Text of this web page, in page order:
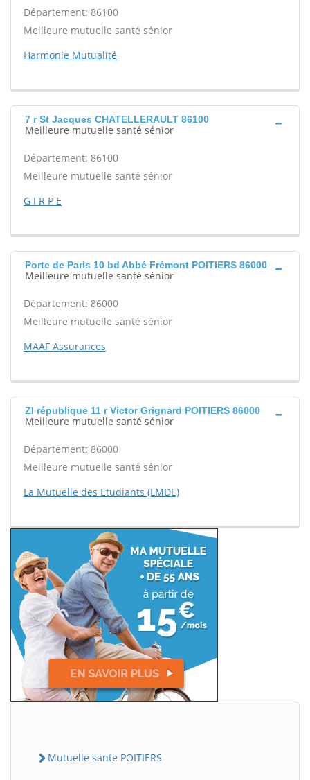
Département: 86100
Meilleure mutuelle santé sénior
Harmonie Mutualité
7 r St Jacques CHATELLERAULT 86100
Meilleure mutuelle santé sénior
Département: 86100
Meilleure mutuelle santé sénior
G I R P E
Porte de Paris 10 bd Abbé Frémont POITIERS 86000
Meilleure mutuelle santé sénior
Département: 86000
Meilleure mutuelle santé sénior
MAAF Assurances
ZI république 11 r Victor Grignard POITIERS 86000
Meilleure mutuelle santé sénior
Département: 86000
Meilleure mutuelle santé sénior
La Mutuelle des Etudiants (LMDE)
Mutuelle sante POITIERS